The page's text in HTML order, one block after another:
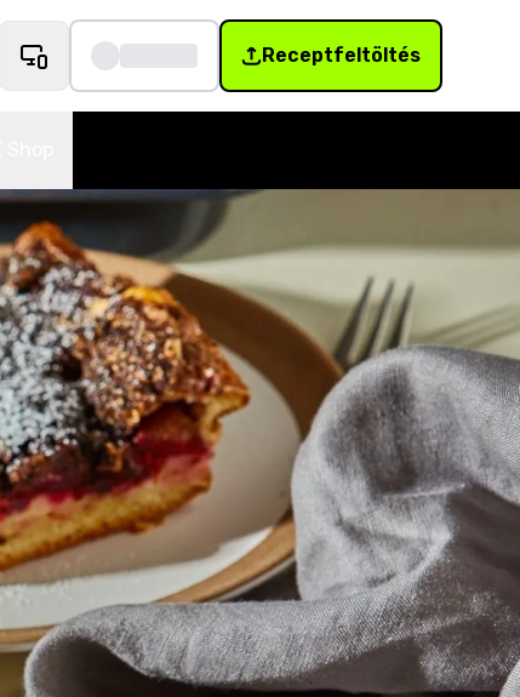
Receptfeltöltés